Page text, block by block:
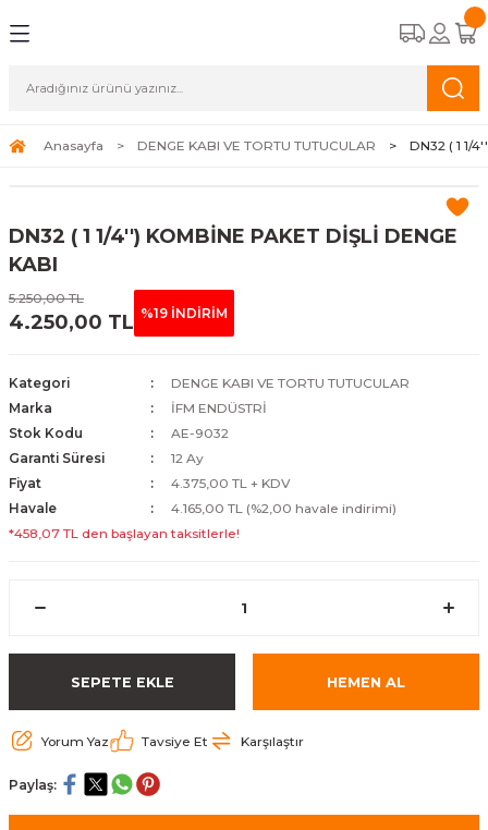
KASET TİPİ FAN COİLLER
FAN COİLLER
COİLLER
KAZANLAR
APAREYLERİ
APAREYLERİ
Anasayfa DENGE KABI VE TORTU TUTUCULAR DN32 ( 1 1/
DN32 ( 1 1/4'') KOMBİNE PAKET DİŞLİ DENGE
KABI
5.250,00 TL
4.250,00 TL %19 İNDİRİM
Kategori
DENGE KABI VE TORTU TUTUCULAR
Marka
İFM ENDÜSTRİ
Stok Kodu
AE-9032
Garanti Süresi
12 Ay
Fiyat
4.375,00 TL + KDV
Havale
4.165,00 TL (%2,00 havale indirimi)
*458,07 TL den başlayan taksitlerle!
SEPETE EKLE HEMEN AL
Yorum Yaz Tavsiye Et Karşılaştır
Paylaş: